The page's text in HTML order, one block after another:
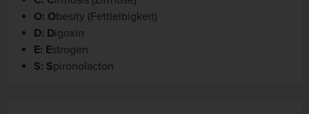
O: Obesity (Fettleibigkeit)
D: Digoxin
E: Estrogen
S: Spironolacton